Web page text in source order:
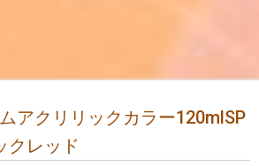
アクリリックカラー120mlSP
クレッド